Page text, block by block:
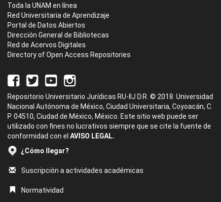
Toda la UNAM en línea
Red Universitaria de Aprendizaje
Portal de Datos Abiertos
Dirección General de Bibliotecas
Red de Acervos Digitales
Directory of Open Access Repositories
Repositorio Universitario Jurídicas RU-IIJ D.R. © 2018. Universidad
Nacional Autónoma de México, Ciudad Universitaria, Coyoacán, C.
P. 04510, Ciudad de México, México. Este sitio web puede ser
utilizado con fines no lucrativos siempre que se cite la fuente de
conformidad con el AVISO LEGAL.
¿Cómo llegar?
Suscripción a actividades académicas
Normatividad